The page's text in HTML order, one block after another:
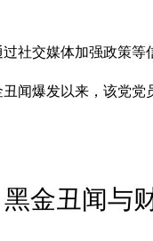
社交媒体加强政策等
闻爆发以来，该党党
金丑闻与